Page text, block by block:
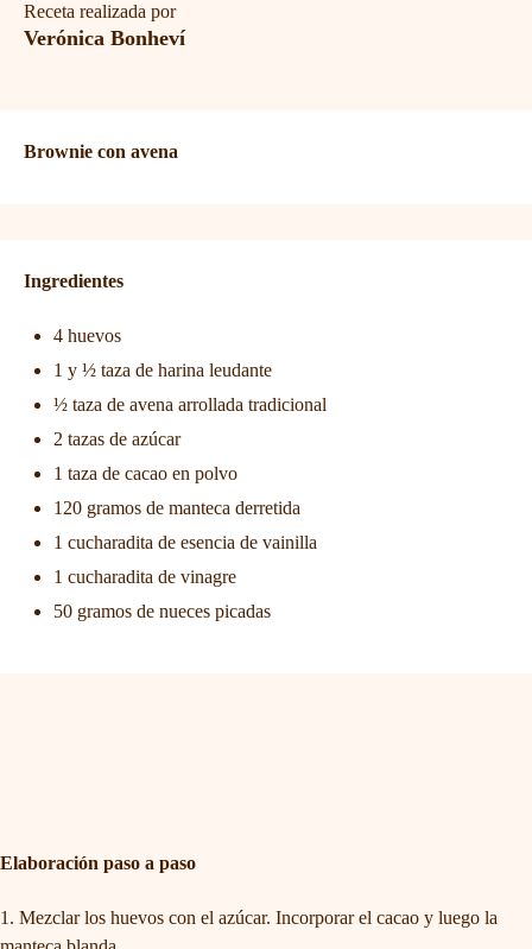
Receta realizada por
Verónica Bonheví
Brownie con avena
Ingredientes
4 huevos
1 y ½ taza de harina leudante
½ taza de avena arrollada tradicional
2 tazas de azúcar
1 taza de cacao en polvo
120 gramos de manteca derretida
1 cucharadita de esencia de vainilla
1 cucharadita de vinagre
50 gramos de nueces picadas
Elaboración paso a paso
Mezclar los huevos con el azúcar. Incorporar el cacao y luego la